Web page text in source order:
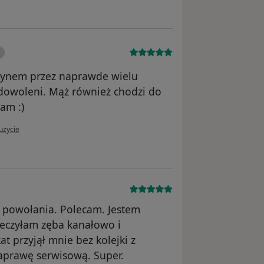
przez naprawde wielu
Mąż również chodzi do
:)
Pacjent
Polecam. Jestem
zęba kanałowo i
przyjął mnie bez kolejki z
serwisową. Super.